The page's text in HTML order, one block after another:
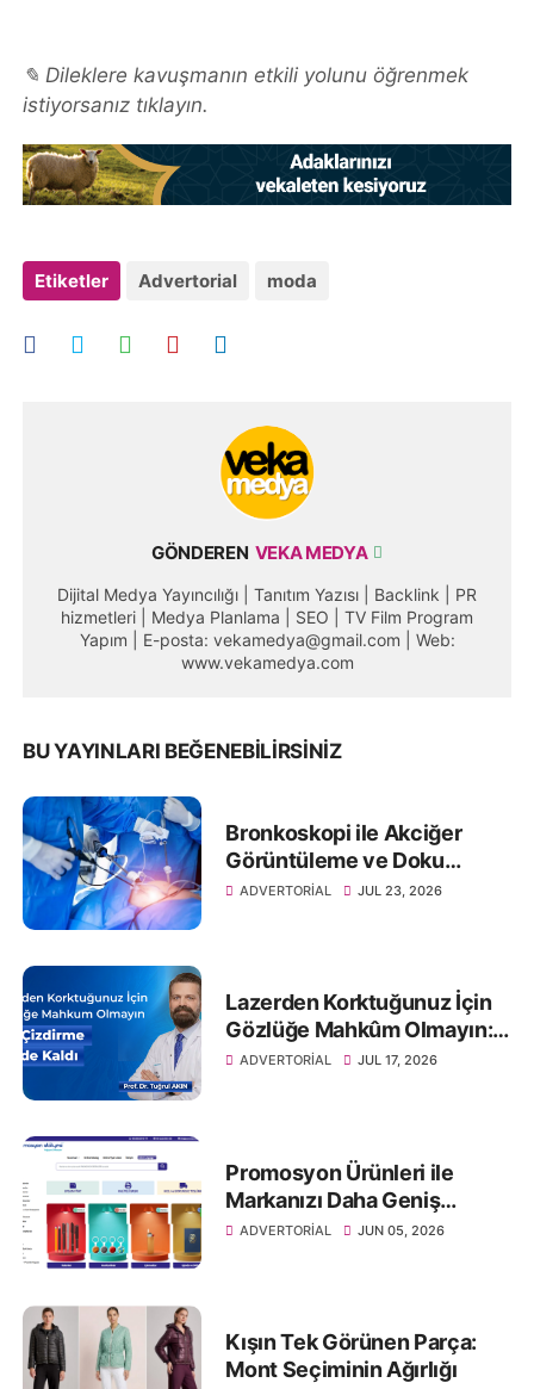
✎ Dileklere kavuşmanın etkili yolunu öğrenmek
istiyorsanız tıklayın.
Etiketler Advertorial moda
GÖNDEREN VEKA MEDYA
Dijital Medya Yayıncılığı | Tanıtım Yazısı | Backlink | PR
hizmetleri | Medya Planlama | SEO | TV Film Program
Yapım | E-posta: vekamedya@gmail.com | Web:
www.vekamedya.com
BU YAYINLARI BEĞENEBILIRSINIZ
Bronkoskopi ile Akciğer
Görüntüleme ve Doku
Örneklemesi
ADVERTORIAL JUL 23, 2026
Lazerden Korktuğunuz İçin
Gözlüğe Mahkûm Olmayın:
Göz Çizdirme Eskide Kaldı
ADVERTORIAL JUL 17, 2026
Promosyon Ürünleri ile
Markanızı Daha Geniş
Kitlelere Ulaştırın
ADVERTORIAL JUN 05, 2026
Kışın Tek Görünen Parça:
Mont Seçiminin Ağırlığı